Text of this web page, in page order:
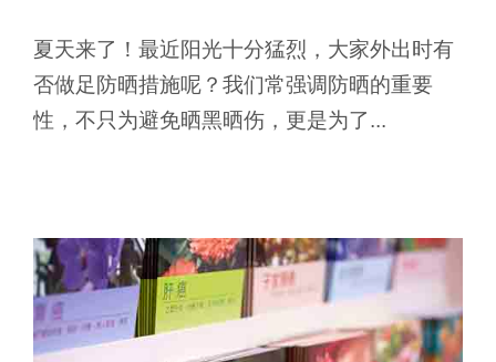
夏天来了！最近阳光十分猛烈，大家外出时有
否做足防晒措施呢？我们常强调防晒的重要
性，不只为避免晒黑晒伤，更是为了...